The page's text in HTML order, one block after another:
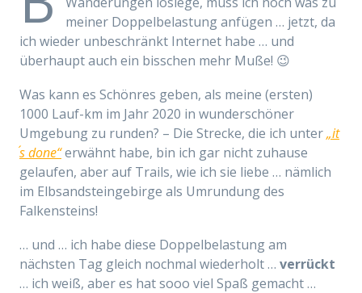
meiner Doppelbelastung anfügen … jetzt, da
ich wieder unbeschränkt Internet habe … und
überhaupt auch ein bisschen mehr Muße! 😉
Was kann es Schönres geben, als meine (ersten)
1000 Lauf-km im Jahr 2020 in wunderschöner
Umgebung zu runden? – Die Strecke, die ich unter„it
´s done“erwähnt habe, bin ich gar nicht zuhause
gelaufen, aber auf Trails, wie ich sie liebe … nämlich
im Elbsandsteingebirge als Umrundung des
Falkensteins!
… und … ich habe diese Doppelbelastung am
nächsten Tag gleich nochmal wiederholt … verrückt
… ich weiß, aber es hat sooo viel Spaß gemacht …